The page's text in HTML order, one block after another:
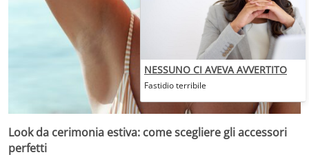
Look da cerimonia estiva: come scegliere gli accessori
perfetti
NESSUNO CI AVEVA AVVERTITO
Fastidio terribile